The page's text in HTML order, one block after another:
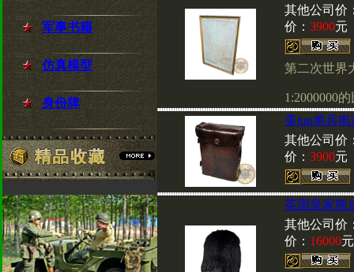
军事书籍
仿真模型
身份牌
其他公司价
价： 3900元
第二次世界
1:2000000
美jun单兵电
其他公司价
价： 3900元
英国皇家熊
其他公司价
价： 16000元